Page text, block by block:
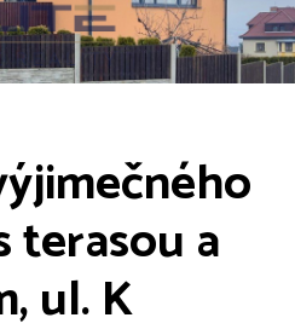
terasou a
ul. K